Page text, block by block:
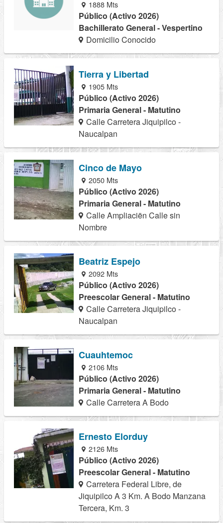
1888 Mts
Público (Activo 2026)
Bachillerato General - Vespertino
Domicilio Conocido
Tierra y Libertad
1905 Mts
Público (Activo 2026)
Primaria General - Matutino
Calle Carretera Jiquipilco -
Naucalpan
Cinco de Mayo
2050 Mts
Público (Activo 2026)
Primaria General - Matutino
Calle Ampliaciën Calle sin
Nombre
Beatriz Espejo
2092 Mts
Público (Activo 2026)
Preescolar General - Matutino
Calle Carretera Jiquipilco -
Naucalpan
Cuauhtemoc
2106 Mts
Público (Activo 2026)
Primaria General - Matutino
Calle Carretera A Bodo
Ernesto Elorduy
2126 Mts
Público (Activo 2026)
Preescolar General - Matutino
Carretera Federal Libre, de
Jiquipilco A 3 Km. A Bodo Manzana
Tercera, Km. 3